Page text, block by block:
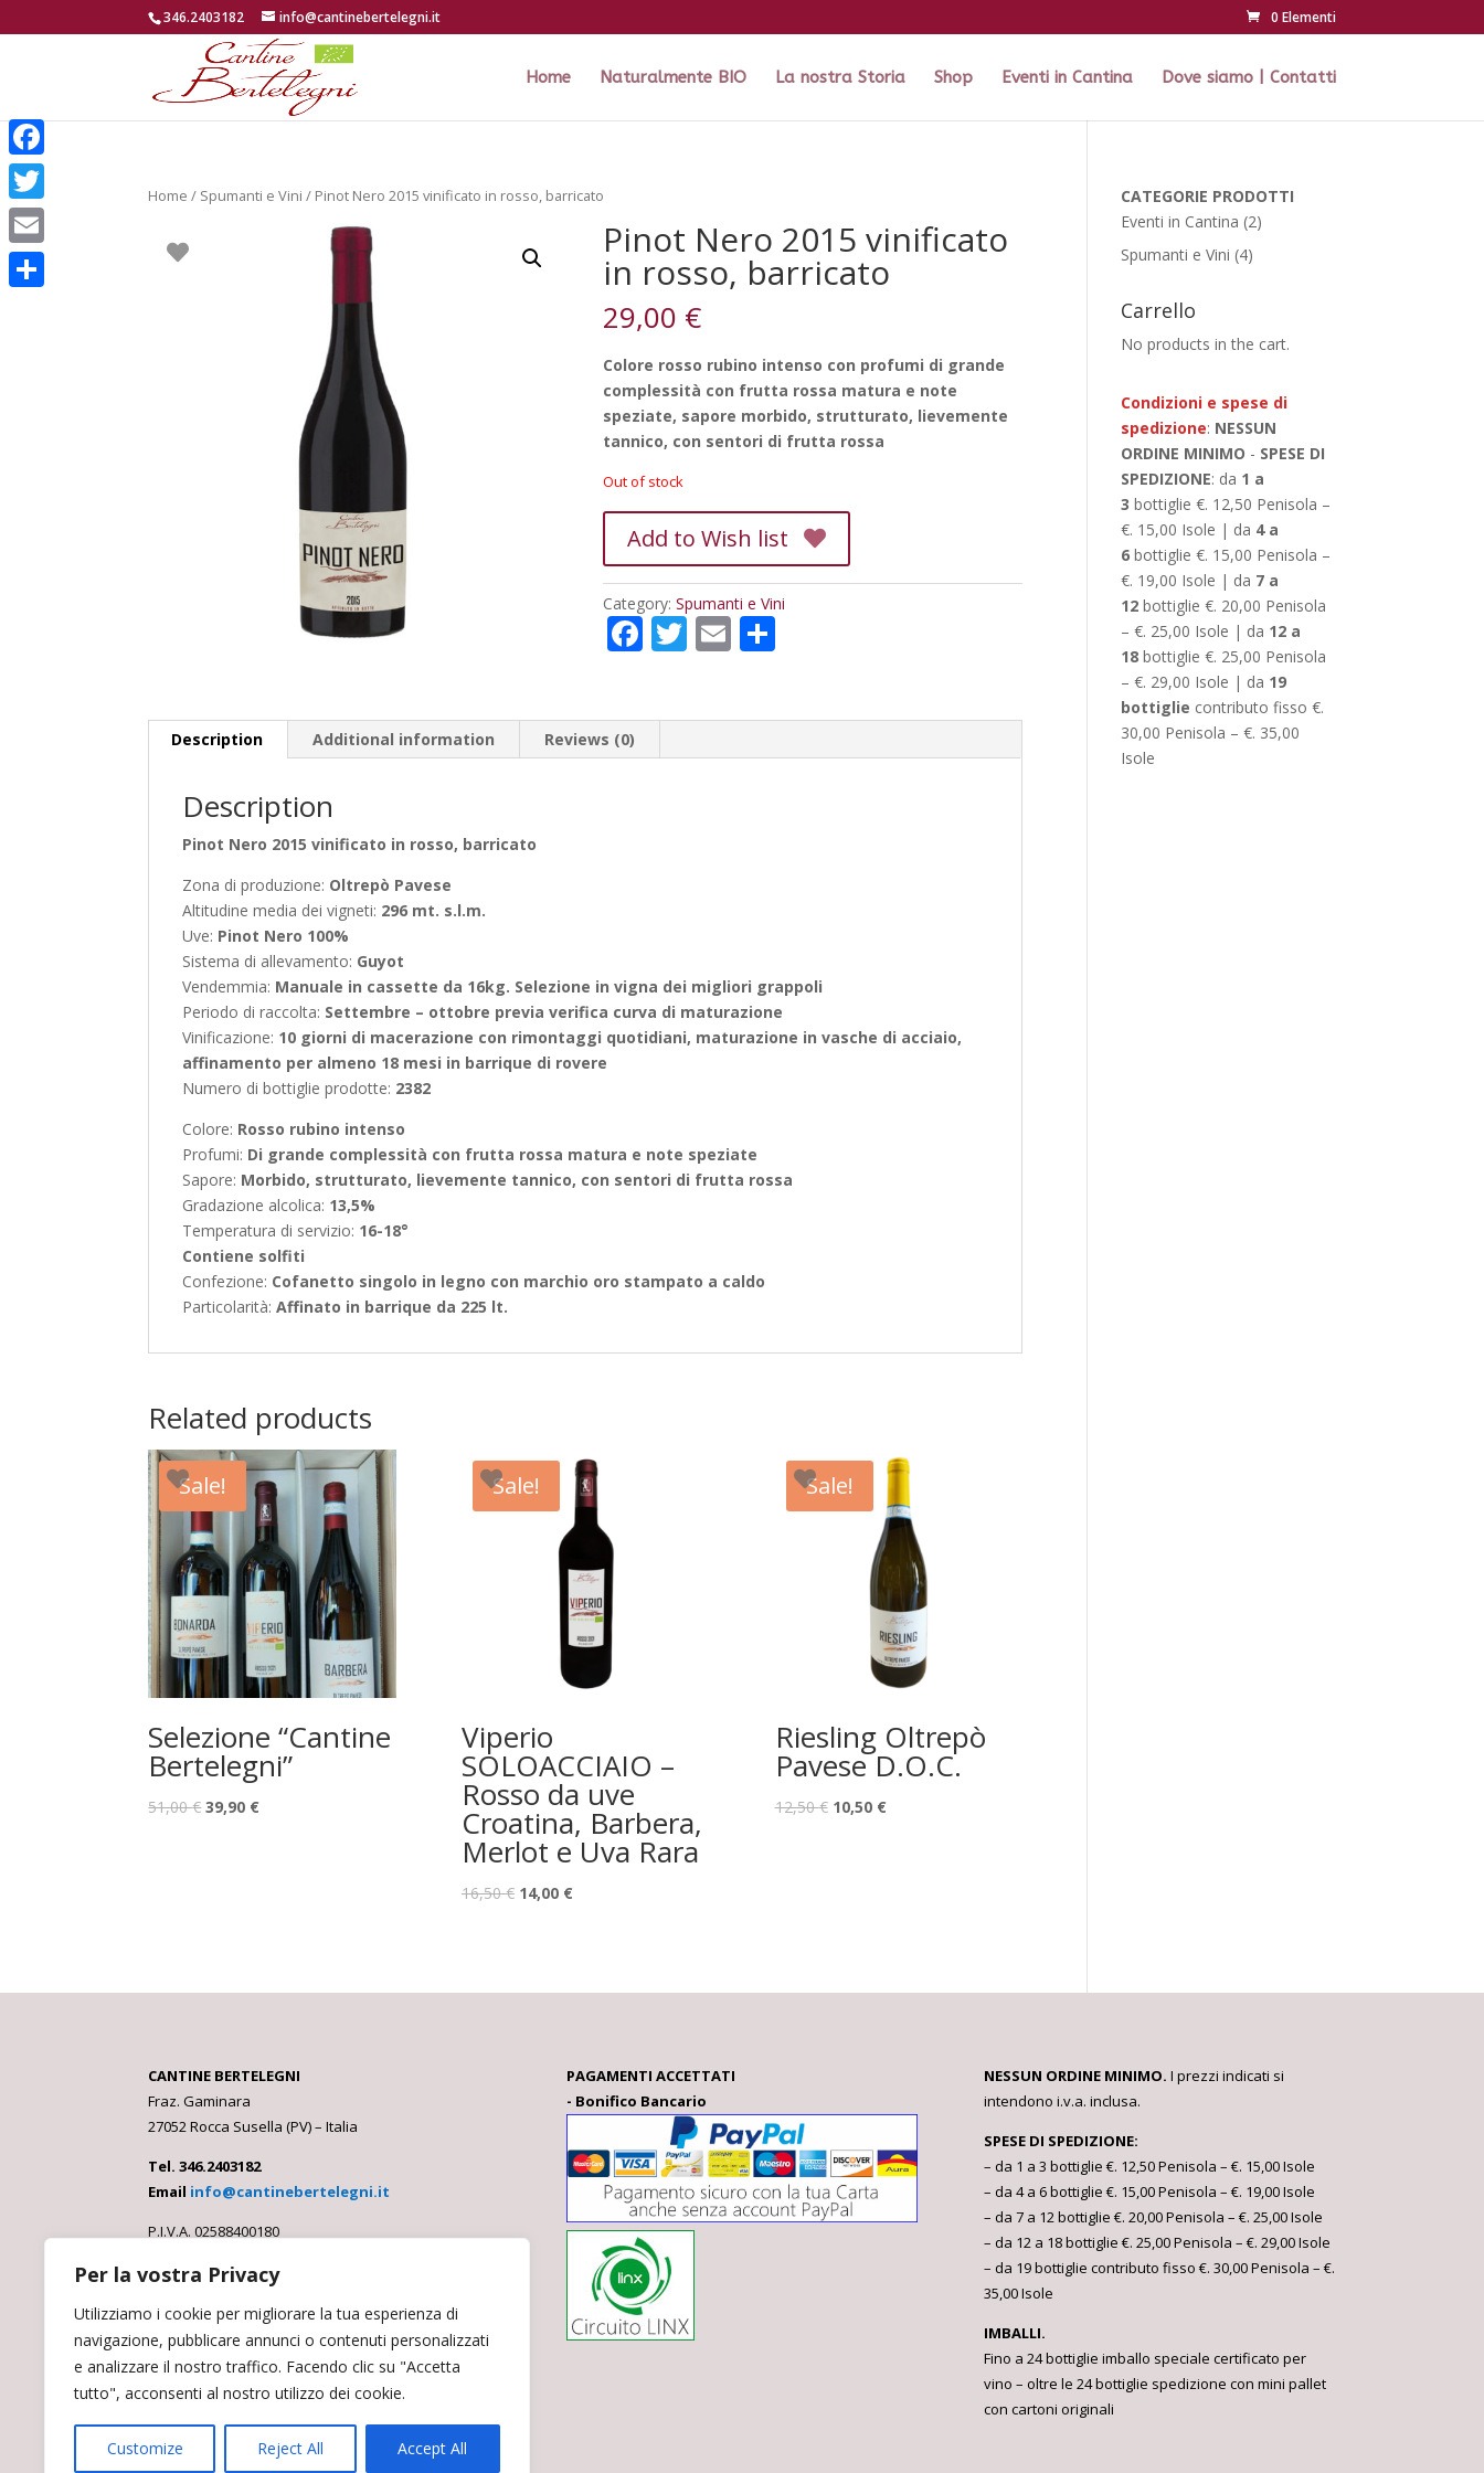
Per la vostra Privacy
Utilizziamo i cookie per migliorare la tua esperienza di
navigazione, pubblicare annunci o contenuti personalizzati
e analizzare il nostro traffico. Facendo clic su "Accetta
tutto", acconsenti al nostro utilizzo dei cookie.
Customize Reject All Accept All
346.2403182 info@cantinebertelegni.it 0 Elementi
Home Naturalmente BIO La nostra Storia Shop Eventi in Cantina Dove siamo | Contatti
Home / Spumanti e Vini / Pinot Nero 2015 vinificato in rosso, barricato
Pinot Nero 2015 vinificato
in rosso, barricato
29,00 €
Colore rosso rubino intenso con profumi di grande
complessità con frutta rossa matura e note
speziate, sapore morbido, strutturato, lievemente
tannico, con sentori di frutta rossa
Out of stock
Add to Wish list
Category:Spumanti e Vini
F
o
T E
vi
Description Additional information Reviews (0)
Description
Pinot Nero 2015 vinificato in rosso, barricato
Zona di produzione: Oltrepò Pavese
Altitudine media dei vigneti: 296 mt. s.l.m.
Uve: Pinot Nero 100%
Sistema di allevamento: Guyot
Vendemmia: Manuale in cassette da 16kg. Selezione in vigna dei migliori grappoli
Periodo di raccolta: Settembre – ottobre previa verifica curva di maturazione
Vinificazione: 10 giorni di macerazione con rimontaggi quotidiani, maturazione in vasche di acciaio,
affinamento per almeno 18 mesi in barrique di rovere
Numero di bottiglie prodotte: 2382
Colore: Rosso rubino intenso
Profumi: Di grande complessità con frutta rossa matura e note speziate
Sapore: Morbido, strutturato, lievemente tannico, con sentori di frutta rossa
Gradazione alcolica: 13,5%
Temperatura di servizio: 16-18°
Contiene solfiti
Confezione: Cofanetto singolo in legno con marchio oro stampato a caldo
Particolarità:Affinato in barrique da 225 lt.
Related products
Sale!
Selezione “Cantine
Bertelegni”
51,00€ 39,90 €
Sale!
Viperio
SOLOACCIAIO –
Rosso da uve
Croatina, Barbera,
Merlot e Uva Rara
16,50€ 14,00 €
Sale!
Riesling Oltrepò
Pavese D.O.C.
12,50€ 10,50 €
CATEGORIE PRODOTTI
Eventi in Cantina 22
Spumanti e Vini 44
Carrello
No products in the cart.
Condizioni e spese di
spedizione: NESSUN
ORDINE MINIMO - SPESE DI
SPEDIZIONE: da 1 a
3 bottiglie €. 12,50 Penisola –
€. 15,00 Isole | da 4 a
6 bottiglie €. 15,00 Penisola –
€. 19,00 Isole | da 7 a
12 bottiglie €. 20,00 Penisola
– €. 25,00 Isole | da 12 a
18 bottiglie €. 25,00 Penisola
– €. 29,00 Isole | da 19
bottiglie contributo fisso €.
30,00 Penisola – €. 35,00
Isole
CANTINE BERTELEGNI
Fraz. Gaminara
27052 Rocca Susella (PV) – Italia
Tel. 346.2403182
Email info@cantinebertelegni.it
P.I.V.A. 02588400180
Condizioni di vendita
Privacy Policy
PAGAMENTI ACCETTATI
- Bonifico Bancario
NESSUN ORDINE MINIMO. I prezzi indicati si
intendono i.v.a. inclusa.
SPESE DI SPEDIZIONE:
– da 1 a 3 bottiglie €. 12,50 Penisola – €. 15,00 Isole
– da 4 a 6 bottiglie €. 15,00 Penisola – €. 19,00 Isole
– da 7 a 12 bottiglie €. 20,00 Penisola – €. 25,00 Isole
– da 12 a 18 bottiglie €. 25,00 Penisola – €. 29,00 Isole
– da 19 bottiglie contributo fisso €. 30,00 Penisola – €.
35,00 Isole
IMBALLI.
Fino a 24 bottiglie imballo speciale certificato per
vino – oltre le 24 bottiglie spedizione con mini pallet
con cartoni originali
Facebook
Twitter
Email